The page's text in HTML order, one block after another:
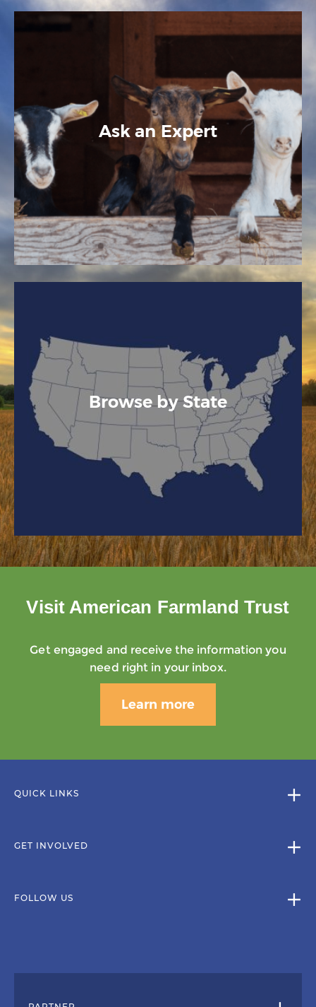
Ask an Expert
Browse by State
Visit American Farmland Trust
Get engaged and receive the information you
need right in your inbox.
Learn more
QUICK LINKS
GET INVOLVED
FOLLOW US